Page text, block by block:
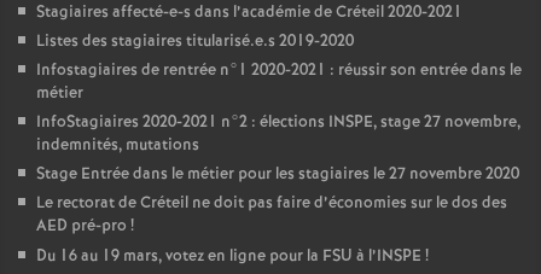
Stagiaires affecté-e-s dans l’académie de Créteil 2020-2021
Listes des stagiaires titularisé.e.s 2019-2020
Infostagiaires de rentrée n°1 2020-2021 : réussir son entrée dans le
métier
InfoStagiaires 2020-2021 n°2 : élections INSPE, stage 27 novembre,
indemnités, mutations
Stage Entrée dans le métier pour les stagiaires le 27 novembre 2020
Le rectorat de Créteil ne doit pas faire d’économies sur le dos des
AED pré-pro !
Du 16 au 19 mars, votez en ligne pour la FSU à l’INSPE !